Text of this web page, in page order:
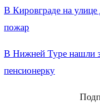
В Кировграде на
пожар
В Нижней Туре нашли
пенсионерку